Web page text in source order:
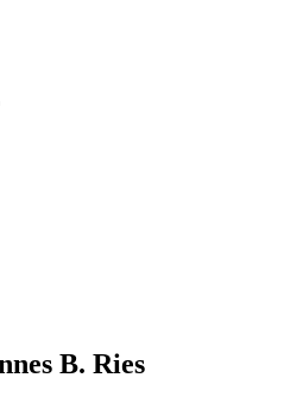
B. Ries